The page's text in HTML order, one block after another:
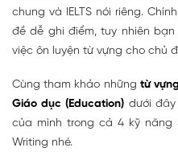
chung và IELTS nói riêng.
đề dễ ghi điểm, tuy nhiên
việc ôn luyện từ vựng cho chủ
Cùng tham khảo những từ
Giáo dục (Education) dưới
của mình trong cả 4 kỹ năng
Writing nhé.